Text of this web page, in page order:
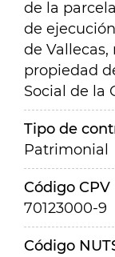
de la
de
de
propiedad
Social de la
Tipo de
Patrimonial
Código CPV
70123000-9
Código